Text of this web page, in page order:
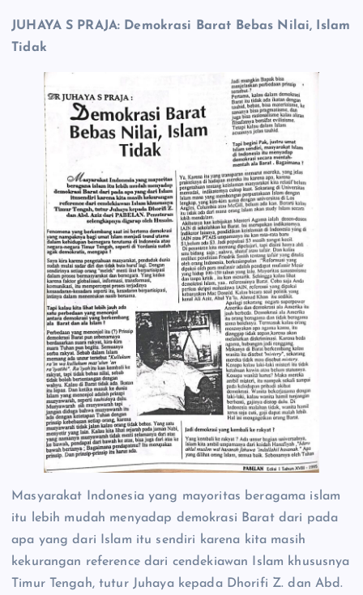
JUHAYA S PRAJA: Demokrasi Barat Bebas Nilai, Islam
Tidak
Masyarakat Indonesia yang mayoritas beragama islam
itu lebih mudah menyadap demokrasi Barat dari pada
apa yang dari Islam itu sendiri karena kita masih
kekurangan reference dari cendekiawan Islam khususnya
Timur Tengah, tutur Juhaya kepada Dhorifi Z. dan Abd.